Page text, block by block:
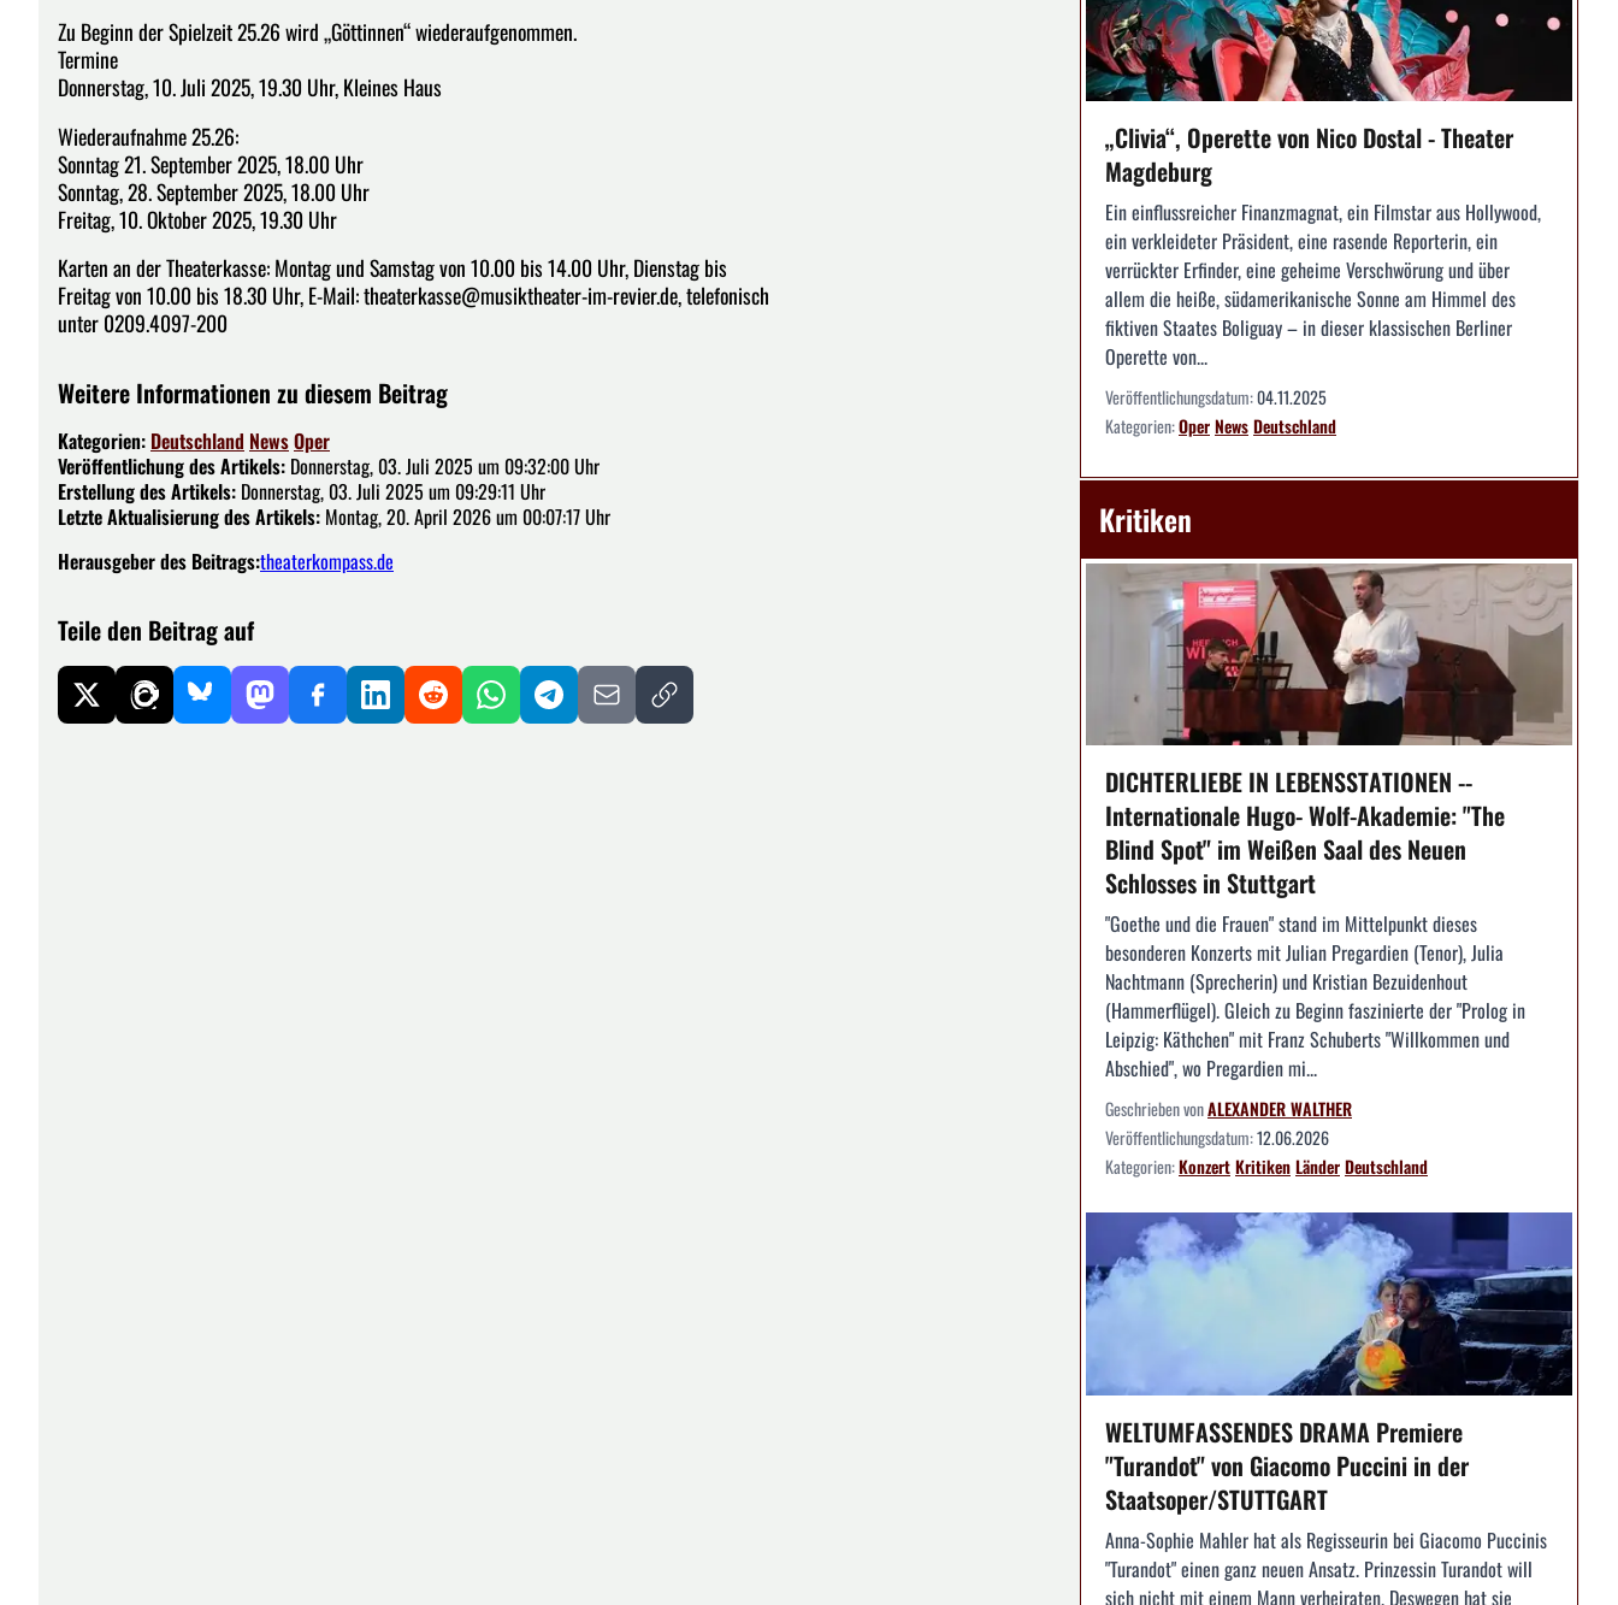
Zu Beginn der Spielzeit 25.26 wird „Göttinnen“ wiederaufgenommen.
Termine
Donnerstag, 10. Juli 2025, 19.30 Uhr, Kleines Haus
Wiederaufnahme 25.26:
Sonntag 21. September 2025, 18.00 Uhr
Sonntag, 28. September 2025, 18.00 Uhr
Freitag, 10. Oktober 2025, 19.30 Uhr
Karten an der Theaterkasse: Montag und Samstag von 10.00 bis 14.00 Uhr, Dienstag bis
Freitag von 10.00 bis 18.30 Uhr, E-Mail: theaterkasse@musiktheater-im-revier.de, telefonisch
unter 0209.4097-200
Weitere Informationen zu diesem Beitrag
Kategorien: Deutschland NewsOper
Veröffentlichung des Artikels: Donnerstag, 03. Juli 2025 um 09:32:00 Uhr
Erstellung des Artikels: Donnerstag, 03. Juli 2025 um 09:29:11 Uhr
Letzte Aktualisierung des Artikels: Montag, 20. April 2026 um 00:07:17 Uhr
Herausgeber des Beitrags:theaterkompass.de
Teile den Beitrag auf
„Clivia“, Operette von Nico Dostal - Theater
Magdeburg
Ein einflussreicher Finanzmagnat, ein Filmstar aus Hollywood,
ein verkleideter Präsident, eine rasende Reporterin, ein
verrückter Erfinder, eine geheime Verschwörung und über
allem die heiße, südamerikanische Sonne am Himmel des
fiktiven Staates Boliguay – in dieser klassischen Berliner
Operette von...
Veröffentlichungsdatum:04.11.2025
Kategorien:OperNewsDeutschland
Kritiken
DICHTERLIEBE IN LEBENSSTATIONEN --
Internationale Hugo- Wolf-Akademie: "The
Blind Spot" im Weißen Saal des Neuen
Schlosses in Stuttgart
"Goethe und die Frauen" stand im Mittelpunkt dieses
besonderen Konzerts mit Julian Pregardien (Tenor), Julia
Nachtmann (Sprecherin) und Kristian Bezuidenhout
(Hammerflügel). Gleich zu Beginn faszinierte der "Prolog in
Leipzig: Käthchen" mit Franz Schuberts "Willkommen und
Abschied", wo Pregardien mi...
Geschrieben vonALEXANDER WALTHER
Veröffentlichungsdatum:12.06.2026
Kategorien:KonzertKritikenLänderDeutschland
WELTUMFASSENDES DRAMA Premiere
"Turandot" von Giacomo Puccini in der
Staatsoper/STUTTGART
Anna-Sophie Mahler hat als Regisseurin bei Giacomo Puccinis
"Turandot" einen ganz neuen Ansatz. Prinzessin Turandot will
sich nicht mit einem Mann verheiraten. Deswegen hat sie